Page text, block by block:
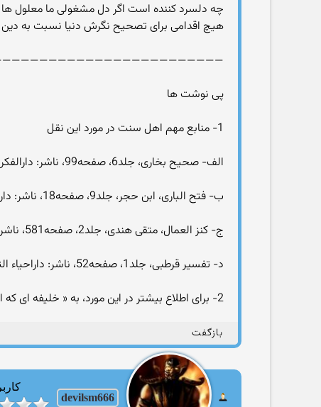
چه دلسرد کننده است اگر دل مشغولی ما معلول ها
هیچ اقدامی برای تصحیح نگرش دنیا نسبت به دین
پی نوشت ها
1- منابع مهم اهل سنت در مورد این نقل
الف- صحیح بخاری، جلد6، صفحه99، ناشر: دارالفکر للطباعة و النشر و التوزیع
ب- فتح الباری، ابن حجر، جلد9، صفحه18، ناشر: دارالمعرفة للطباعة و النشر، بیروت، لبنان
ج- کنز العمال، متقی هندی، جلد2، صفحه581، ناشر: موسسة الرسالة، بیروت، لبنان
د- تفسیر قرطبی، جلد1، صفحه52، ناشر: داراحیاء التراث العربی، بیروت، لبنان
2- برای اطلاع بیشتر در این مورد، به « خلیفه ای که احادیث پیامبرش را آتش زد! » و « آتشی دیگر بر سنت پیامبر علیه وآله السلام » مراجعه فرمائید.
بازگفت
devilsm666
کاربر